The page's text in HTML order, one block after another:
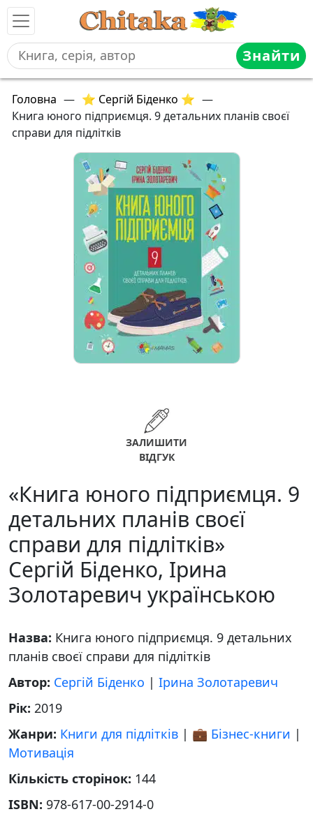
Знайти
Головна — ⭐ Сергій Біденко ⭐ —
Книга юного підприємця. 9 детальних планів своєї
справи для підлітків
ЗАЛИШИТИ
ВІДГУК
«Книга юного підприємця. 9
детальних планів своєї
справи для підлітків»
Сергій Біденко, Ірина
Золотаревич українською
Назва: Книга юного підприємця. 9 детальних
планів своєї справи для підлітків
Автор: Сергій Біденко | Ірина Золотаревич
Рік: 2019
Жанри: Книги для підлітків | 💼 Бізнес-книги |
Мотивація
Кількість сторінок: 144
ISBN: 978-617-00-2914-0